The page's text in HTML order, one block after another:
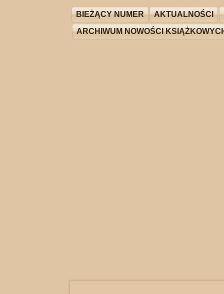
BIEŻĄCY NUMER AKTUALNOŚCI
ARCHIWUM NOWOŚCI